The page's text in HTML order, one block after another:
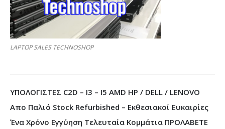
LAPTOP SALES TECHNOSHOP
ΥΠΟΛΟΓΙΣΤΕΣ C2D – I3 – I5 AMD HP / DELL / LENOVO
Απο Παλιό Stock Refurbished – Εκθεσιακοί Ευκαιρίες
Ένα Χρόνο Εγγύηση Τελευταία Κομμάτια ΠΡΟΛΑΒΕΤΕ